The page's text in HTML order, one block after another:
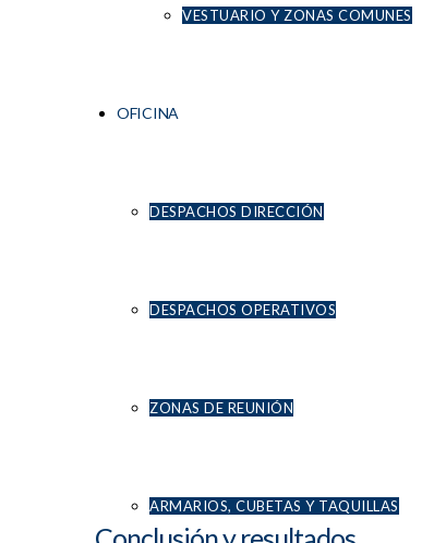
VESTUARIO Y ZONAS COMUNES
OFICINA
DESPACHOS DIRECCIÓN
DESPACHOS OPERATIVOS
ZONAS DE REUNIÓN
ARMARIOS, CUBETAS Y TAQUILLAS